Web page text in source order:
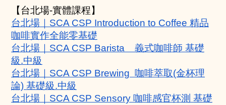
【台北場-實體課程】
台北場｜SCA CSP Introduction to Coffee 精品
咖啡實作全能零基礎
台北場｜SCA CSP Barista    義式咖啡師 基礎
級.中級
台北場｜SCA CSP Brewing  咖啡萃取(金杯理
論) 基礎級.中級
台北場｜SCA CSP Sensory 咖啡感官杯測 基礎